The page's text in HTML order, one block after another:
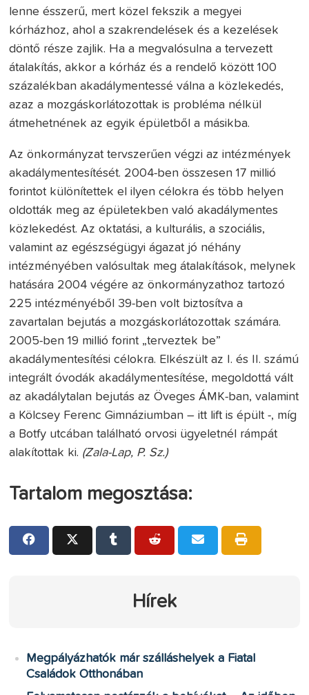
lenne ésszerű, mert közel fekszik a megyei
kórházhoz, ahol a szakrendelések és a kezelések
döntő része zajlik. Ha a megvalósulna a tervezett
átalakítás, akkor a kórház és a rendelő között 100
százalékban akadálymentessé válna a közlekedés,
azaz a mozgáskorlátozottak is probléma nélkül
átmehetnének az egyik épületből a másikba.
Az önkormányzat tervszerűen végzi az intézmények
akadálymentesítését. 2004-ben összesen 17 millió
forintot különítettek el ilyen célokra és több helyen
oldották meg az épületekben való akadálymentes
közlekedést. Az oktatási, a kulturális, a szociális,
valamint az egészségügyi ágazat jó néhány
intézményében valósultak meg átalakítások, melynek
hatására 2004 végére az önkormányzathoz tartozó
225 intézményéből 39-ben volt biztosítva a
zavartalan bejutás a mozgáskorlátozottak számára.
2005-ben 19 millió forint „terveztek be”
akadálymentesítési célokra. Elkészült az I. és II. számú
integrált óvodák akadálymentesítése, megoldottá vált
az akadálytalan bejutás az Öveges ÁMK-ban, valamint
a Kölcsey Ferenc Gimnáziumban – itt lift is épült -, míg
a Botfy utcában található orvosi ügyeletnél rámpát
alakítottak ki. (Zala-Lap, P. Sz.)
Tartalom megosztása:
Hírek
Megpályázhatók már szálláshelyek a Fiatal
Családok Otthonában